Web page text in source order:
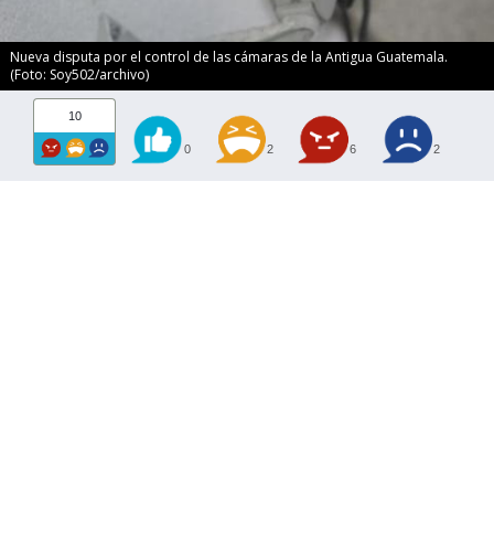
Nueva disputa por el control de las cámaras de la Antigua Guatemala.
(Foto: Soy502/archivo)
10
0 2 6 2